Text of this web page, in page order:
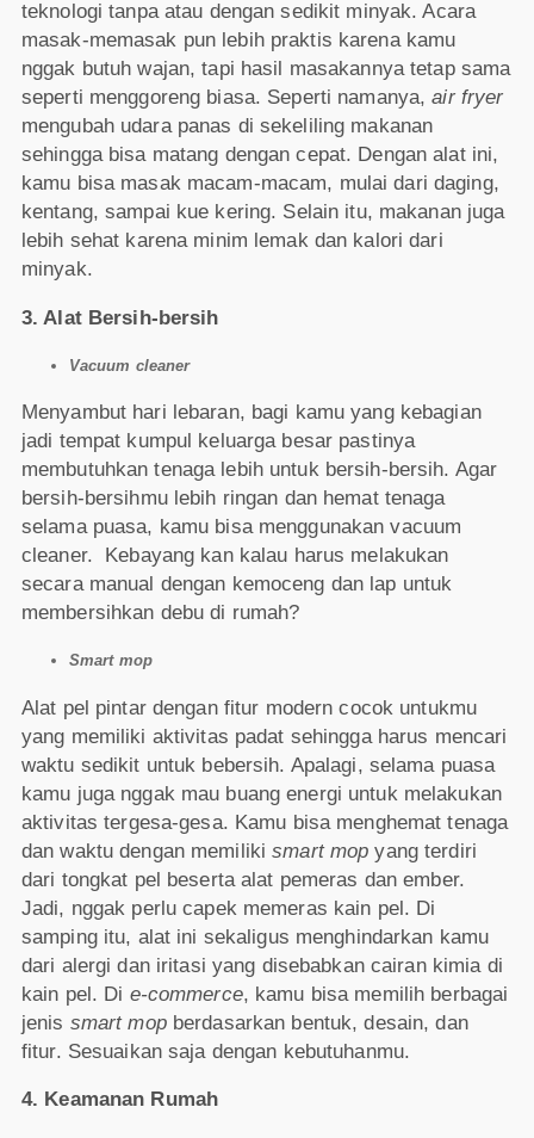
teknologi tanpa atau dengan sedikit minyak. Acara
masak-memasak pun lebih praktis karena kamu
nggak butuh wajan, tapi hasil masakannya tetap sama
seperti menggoreng biasa. Seperti namanya,air fryer
mengubah udara panas di sekeliling makanan
sehingga bisa matang dengan cepat. Dengan alat ini,
kamu bisa masak macam-macam, mulai dari daging,
kentang, sampai kue kering. Selain itu, makanan juga
lebih sehat karena minim lemak dan kalori dari
minyak.
3. Alat Bersih-bersih
Vacuum cleaner
Menyambut hari lebaran, bagi kamu yang kebagian
jadi tempat kumpul keluarga besar pastinya
membutuhkan tenaga lebih untuk bersih-bersih. Agar
bersih-bersihmu lebih ringan dan hemat tenaga
selama puasa, kamu bisa menggunakan vacuum
cleaner. Kebayang kan kalau harus melakukan
secara manual dengan kemoceng dan lap untuk
membersihkan debu di rumah?
Smart mop
Alat pel pintar dengan fitur modern cocok untukmu
yang memiliki aktivitas padat sehingga harus mencari
waktu sedikit untuk bebersih. Apalagi, selama puasa
kamu juga nggak mau buang energi untuk melakukan
aktivitas tergesa-gesa. Kamu bisa menghemat tenaga
dan waktu dengan memilikismart mop yang terdiri
dari tongkat pel beserta alat pemeras dan ember.
Jadi, nggak perlu capek memeras kain pel. Di
samping itu, alat ini sekaligus menghindarkan kamu
dari alergi dan iritasi yang disebabkan cairan kimia di
kain pel. Di e-commerce, kamu bisa memilih berbagai
jenis smart mopberdasarkan bentuk, desain, dan
fitur. Sesuaikan saja dengan kebutuhanmu.
4. Keamanan Rumah